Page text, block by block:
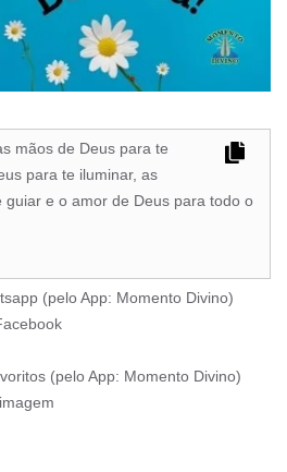
mãos de Deus para te
para te iluminar, as
guiar e o amor de Deus para todo o
(pelo App: Momento Divino)
(pelo App: Momento Divino)